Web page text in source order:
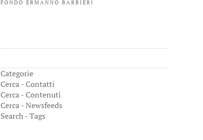
FONDO ERMANNO BARBIERI
Categorie
Cerca - Contatti
Cerca - Contenuti
Cerca - Newsfeeds
Search - Tags